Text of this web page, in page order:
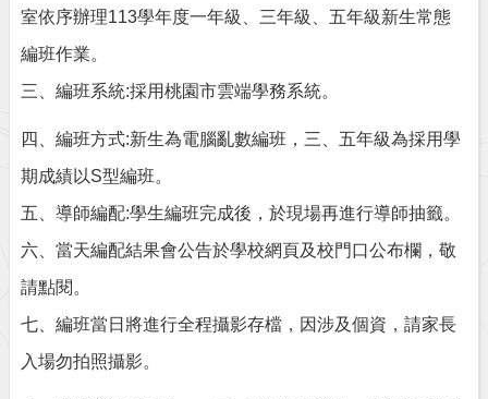
室依序辦理113學年度一年級、三年級、五年級新生常態
編班作業。
三、編班系統:採用桃園市雲端學務系統。
四、編班方式:新生為電腦亂數編班，三、五年級為採用學
期成績以S型編班。
五、導師編配:學生編班完成後，於現場再進行導師抽籤。
六、當天編配結果會公告於學校網頁及校門口公布欄，敬
請點閱。
七、編班當日將進行全程攝影存檔，因涉及個資，請家長
入場勿拍照攝影。